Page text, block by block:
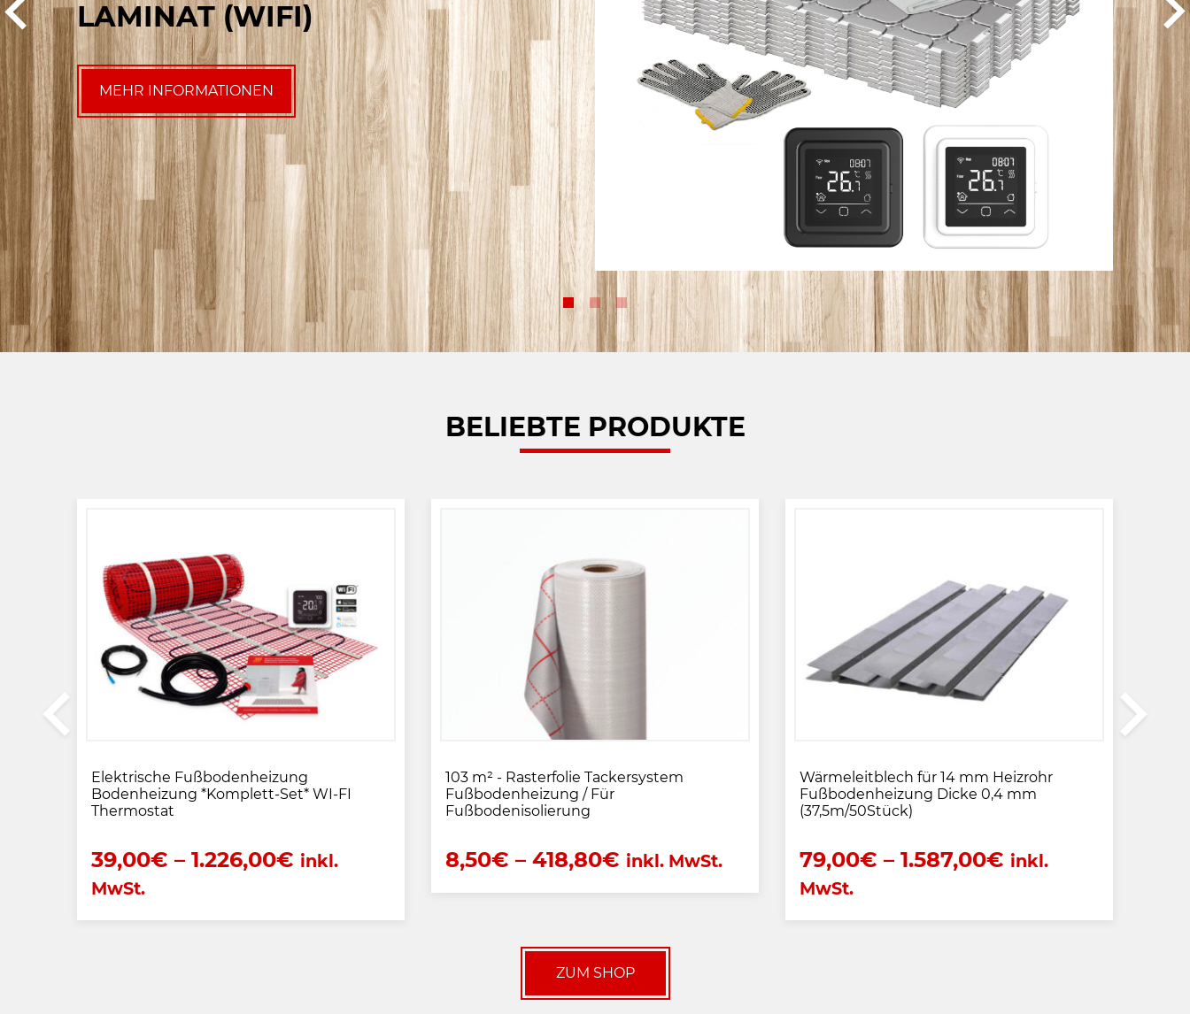
AMINAT (WIFI)
MEHR INFORMATIONEN
BELIEBTE PRODUKTE
Elektrische Fußbodenheizung
Bodenheizung *Komplett-Set* WI-FI
Thermostat
39,00€ – 1.226,00€ inkl.
MwSt.
103 m² - Rasterfolie Tackersystem
Fußbodenheizung / Für
Fußbodenisolierung
8,50€ – 418,80€ inkl. MwSt.
Wärmeleitblech für 14 mm Heizrohr
Fußbodenheizung Dicke 0,4 mm
(37,5m/50Stück)
79,00€ – 1.587,00€ inkl.
MwSt.
ZUM SHOP